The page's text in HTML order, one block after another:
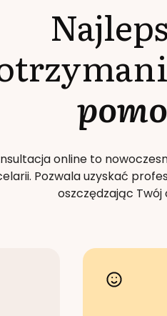
online to
Pozwala uzyskać
oszczędzając Twój